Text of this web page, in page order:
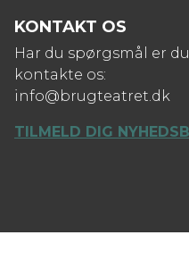
KONTAKT OS
Har du spørgsmål er
kontakte os:
info@brugteatret.dk
TILMELD DIG